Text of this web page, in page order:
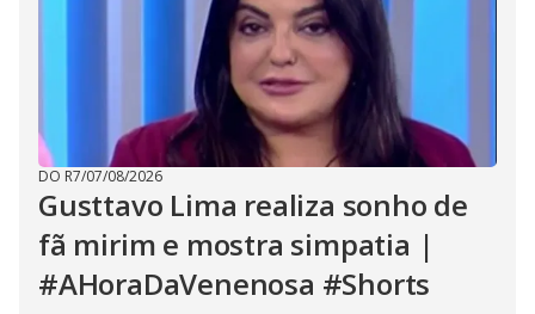
DO R7/07/08/2026
Gusttavo Lima realiza sonho de
fã mirim e mostra simpatia |
#AHoraDaVenenosa #Shorts